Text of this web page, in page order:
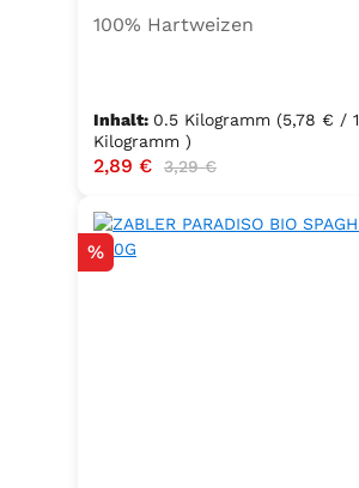
100% Hartweizen
Inhalt: 0.5 Kilogramm (5,78 € / 1
Kilogramm )
Verkaufspreis:
2,89 € Regulärer Preis:
3,29 €
Rabatt
%